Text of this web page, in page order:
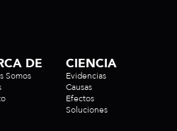
CIENCIA
Evidencias
Causas
Efectos
Soluciones
DE
Somos